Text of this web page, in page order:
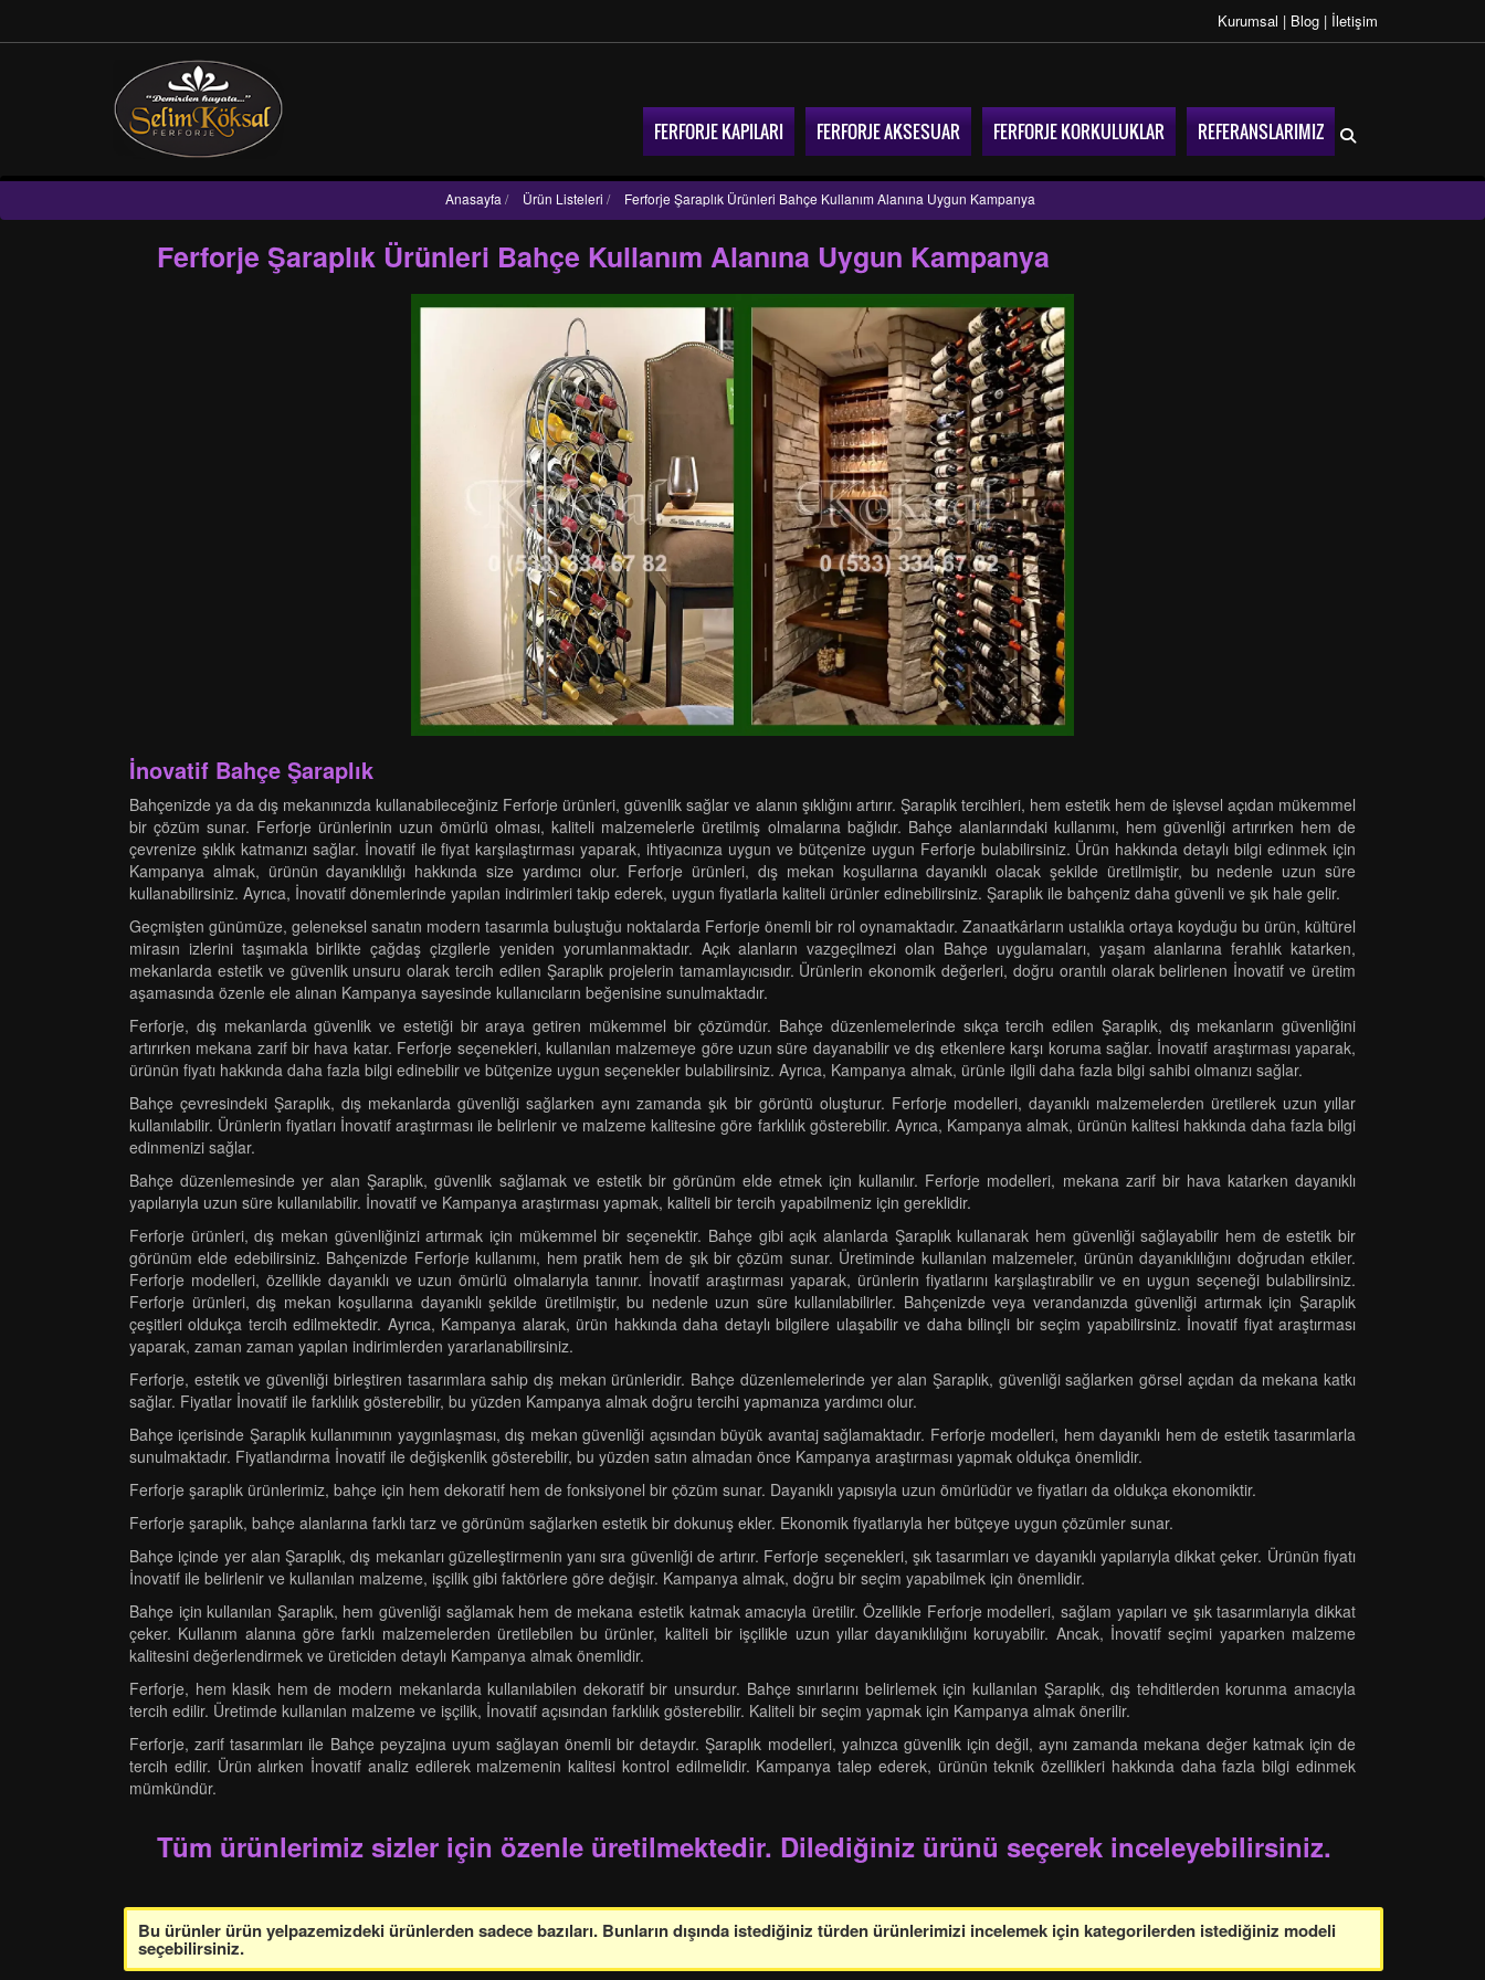
Kurumsal | Blog | İletişim
FERFORJE KAPILARI FERFORJE AKSESUAR FERFORJE KORKULUKLAR REFERANSLARIMIZ
Anasayfa / Ürün Listeleri / Ferforje Şaraplık Ürünleri Bahçe Kullanım Alanına Uygun Kampanya
Ferforje Şaraplık Ürünleri Bahçe Kullanım Alanına Uygun Kampanya
İnovatif Bahçe Şaraplık
Bahçenizde ya da dış mekanınızda kullanabileceğiniz Ferforje ürünleri, güvenlik sağlar ve alanın şıklığını artırır. Şaraplık tercihleri, hem estetik hem de işlevsel açıdan mükemmel
bir çözüm sunar. Ferforje ürünlerinin uzun ömürlü olması, kaliteli malzemelerle üretilmiş olmalarına bağlıdır. Bahçe alanlarındaki kullanımı, hem güvenliği artırırken hem de
çevrenize şıklık katmanızı sağlar. İnovatif ile fiyat karşılaştırması yaparak, ihtiyacınıza uygun ve bütçenize uygun Ferforje bulabilirsiniz. Ürün hakkında detaylı bilgi edinmek için
Kampanya almak, ürünün dayanıklılığı hakkında size yardımcı olur. Ferforje ürünleri, dış mekan koşullarına dayanıklı olacak şekilde üretilmiştir, bu nedenle uzun süre
kullanabilirsiniz. Ayrıca, İnovatif dönemlerinde yapılan indirimleri takip ederek, uygun fiyatlarla kaliteli ürünler edinebilirsiniz. Şaraplık ile bahçeniz daha güvenli ve şık hale gelir.
Geçmişten günümüze, geleneksel sanatın modern tasarımla buluştuğu noktalarda Ferforje önemli bir rol oynamaktadır. Zanaatkârların ustalıkla ortaya koyduğu bu ürün, kültürel
mirasın izlerini taşımakla birlikte çağdaş çizgilerle yeniden yorumlanmaktadır. Açık alanların vazgeçilmezi olan Bahçe uygulamaları, yaşam alanlarına ferahlık katarken,
mekanlarda estetik ve güvenlik unsuru olarak tercih edilen Şaraplık projelerin tamamlayıcısıdır. Ürünlerin ekonomik değerleri, doğru orantılı olarak belirlenen İnovatif ve üretim
aşamasında özenle ele alınan Kampanya sayesinde kullanıcıların beğenisine sunulmaktadır.
Ferforje, dış mekanlarda güvenlik ve estetiği bir araya getiren mükemmel bir çözümdür. Bahçe düzenlemelerinde sıkça tercih edilen Şaraplık, dış mekanların güvenliğini
artırırken mekana zarif bir hava katar. Ferforje seçenekleri, kullanılan malzemeye göre uzun süre dayanabilir ve dış etkenlere karşı koruma sağlar. İnovatif araştırması yaparak,
ürünün fiyatı hakkında daha fazla bilgi edinebilir ve bütçenize uygun seçenekler bulabilirsiniz. Ayrıca, Kampanya almak, ürünle ilgili daha fazla bilgi sahibi olmanızı sağlar.
Bahçe çevresindeki Şaraplık, dış mekanlarda güvenliği sağlarken aynı zamanda şık bir görüntü oluşturur. Ferforje modelleri, dayanıklı malzemelerden üretilerek uzun yıllar
kullanılabilir. Ürünlerin fiyatları İnovatif araştırması ile belirlenir ve malzeme kalitesine göre farklılık gösterebilir. Ayrıca, Kampanya almak, ürünün kalitesi hakkında daha fazla bilgi
edinmenizi sağlar.
Bahçe düzenlemesinde yer alan Şaraplık, güvenlik sağlamak ve estetik bir görünüm elde etmek için kullanılır. Ferforje modelleri, mekana zarif bir hava katarken dayanıklı
yapılarıyla uzun süre kullanılabilir. İnovatif ve Kampanya araştırması yapmak, kaliteli bir tercih yapabilmeniz için gereklidir.
Ferforje ürünleri, dış mekan güvenliğinizi artırmak için mükemmel bir seçenektir. Bahçe gibi açık alanlarda Şaraplık kullanarak hem güvenliği sağlayabilir hem de estetik bir
görünüm elde edebilirsiniz. Bahçenizde Ferforje kullanımı, hem pratik hem de şık bir çözüm sunar. Üretiminde kullanılan malzemeler, ürünün dayanıklılığını doğrudan etkiler.
Ferforje modelleri, özellikle dayanıklı ve uzun ömürlü olmalarıyla tanınır. İnovatif araştırması yaparak, ürünlerin fiyatlarını karşılaştırabilir ve en uygun seçeneği bulabilirsiniz.
Ferforje ürünleri, dış mekan koşullarına dayanıklı şekilde üretilmiştir, bu nedenle uzun süre kullanılabilirler. Bahçenizde veya verandanızda güvenliği artırmak için Şaraplık
çeşitleri oldukça tercih edilmektedir. Ayrıca, Kampanya alarak, ürün hakkında daha detaylı bilgilere ulaşabilir ve daha bilinçli bir seçim yapabilirsiniz. İnovatif fiyat araştırması
yaparak, zaman zaman yapılan indirimlerden yararlanabilirsiniz.
Ferforje, estetik ve güvenliği birleştiren tasarımlara sahip dış mekan ürünleridir. Bahçe düzenlemelerinde yer alan Şaraplık, güvenliği sağlarken görsel açıdan da mekana katkı
sağlar. Fiyatlar İnovatif ile farklılık gösterebilir, bu yüzden Kampanya almak doğru tercihi yapmanıza yardımcı olur.
Bahçe içerisinde Şaraplık kullanımının yaygınlaşması, dış mekan güvenliği açısından büyük avantaj sağlamaktadır. Ferforje modelleri, hem dayanıklı hem de estetik tasarımlarla
sunulmaktadır. Fiyatlandırma İnovatif ile değişkenlik gösterebilir, bu yüzden satın almadan önce Kampanya araştırması yapmak oldukça önemlidir.
Ferforje şaraplık ürünlerimiz, bahçe için hem dekoratif hem de fonksiyonel bir çözüm sunar. Dayanıklı yapısıyla uzun ömürlüdür ve fiyatları da oldukça ekonomiktir.
Ferforje şaraplık, bahçe alanlarına farklı tarz ve görünüm sağlarken estetik bir dokunuş ekler. Ekonomik fiyatlarıyla her bütçeye uygun çözümler sunar.
Bahçe içinde yer alan Şaraplık, dış mekanları güzelleştirmenin yanı sıra güvenliği de artırır. Ferforje seçenekleri, şık tasarımları ve dayanıklı yapılarıyla dikkat çeker. Ürünün fiyatı
İnovatif ile belirlenir ve kullanılan malzeme, işçilik gibi faktörlere göre değişir. Kampanya almak, doğru bir seçim yapabilmek için önemlidir.
Bahçe için kullanılan Şaraplık, hem güvenliği sağlamak hem de mekana estetik katmak amacıyla üretilir. Özellikle Ferforje modelleri, sağlam yapıları ve şık tasarımlarıyla dikkat
çeker. Kullanım alanına göre farklı malzemelerden üretilebilen bu ürünler, kaliteli bir işçilikle uzun yıllar dayanıklılığını koruyabilir. Ancak, İnovatif seçimi yaparken malzeme
kalitesini değerlendirmek ve üreticiden detaylı Kampanya almak önemlidir.
Ferforje, hem klasik hem de modern mekanlarda kullanılabilen dekoratif bir unsurdur. Bahçe sınırlarını belirlemek için kullanılan Şaraplık, dış tehditlerden korunma amacıyla
tercih edilir. Üretimde kullanılan malzeme ve işçilik, İnovatif açısından farklılık gösterebilir. Kaliteli bir seçim yapmak için Kampanya almak önerilir.
Ferforje, zarif tasarımları ile Bahçe peyzajına uyum sağlayan önemli bir detaydır. Şaraplık modelleri, yalnızca güvenlik için değil, aynı zamanda mekana değer katmak için de
tercih edilir. Ürün alırken İnovatif analiz edilerek malzemenin kalitesi kontrol edilmelidir. Kampanya talep ederek, ürünün teknik özellikleri hakkında daha fazla bilgi edinmek
mümkündür.
Tüm ürünlerimiz sizler için özenle üretilmektedir. Dilediğiniz ürünü seçerek inceleyebilirsiniz.
Bu ürünler ürün yelpazemizdeki ürünlerden sadece bazıları. Bunların dışında istediğiniz türden ürünlerimizi incelemek için kategorilerden istediğiniz modeli
seçebilirsiniz.